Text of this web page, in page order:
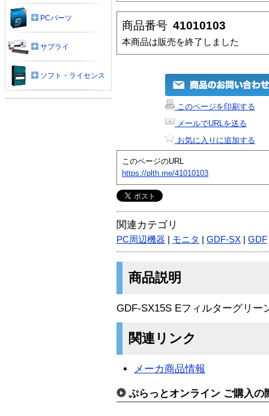
商品番号 41010103
本商品は販売を終了しました
このページを印刷する
メールでURLを送る
お気に入りに追加する
このページのURL
https://plth.me/41010103
関連カテゴリ
PC周辺機器 モニタ GDF-SX GDF
商品説明
GDF-SX15S Eフィルターグリー
関連リンク
メーカ商品情報
ぷらっとオンライン ご購入の
PCパーツ
サプライ
ソフト・ライセンス